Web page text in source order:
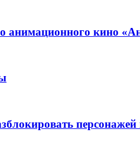
анимационного кино